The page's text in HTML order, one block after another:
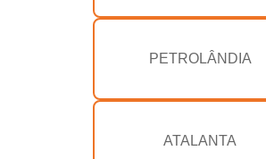
PETROLÂNDIA
ATALANTA